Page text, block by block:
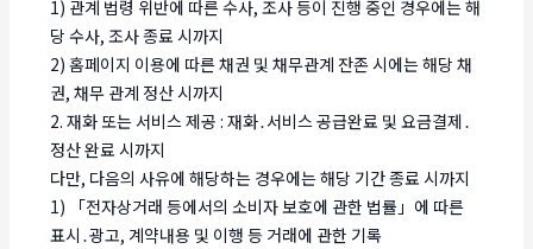
1) 관계 법령 위반에 따른 수사, 조사 등이 진행 중인 경우에는 해
당 수사, 조사 종료 시까지
2) 홈페이지 이용에 따른 채권 및 채무관계 잔존 시에는 해당 채
권, 채무 관계 정산 시까지
2. 재화 또는 서비스 제공 : 재화․서비스 공급완료 및 요금결제․
정산 완료 시까지
다만, 다음의 사유에 해당하는 경우에는 해당 기간 종료 시까지
1) 「전자상거래 등에서의 소비자 보호에 관한 법률」에 따른
표시․광고, 계약내용 및 이행 등 거래에 관한 기록